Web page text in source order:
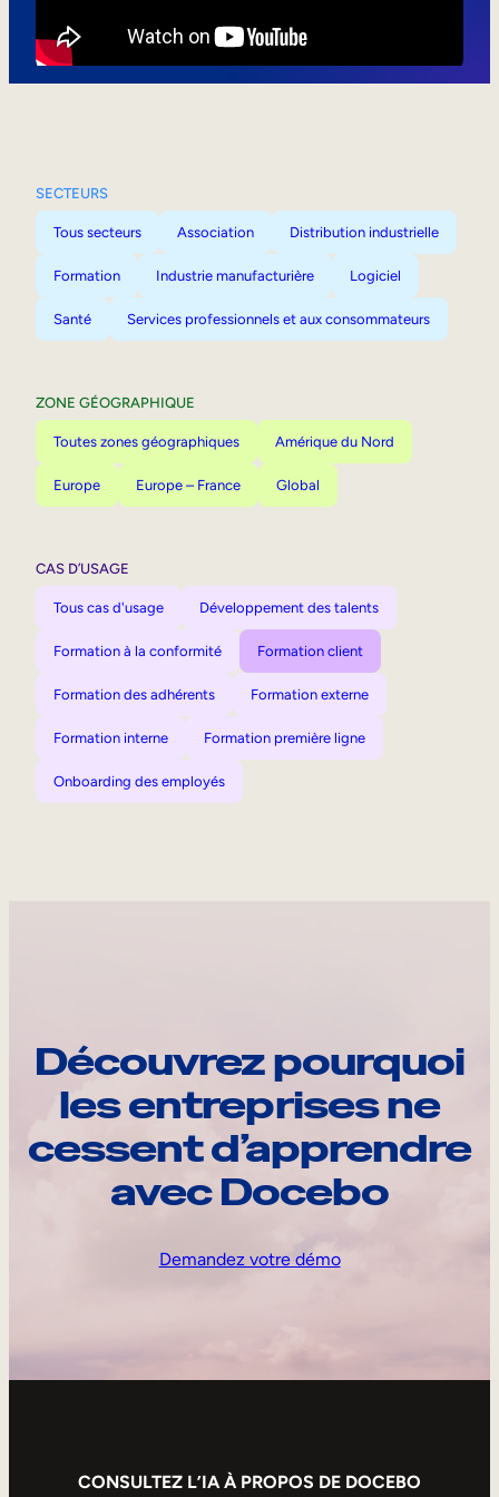
SECTEURS
Tous secteurs Association Distribution industrielle
Formation Industrie manufacturière Logiciel
Santé Services professionnels et aux consommateurs
ZONE GÉOGRAPHIQUE
Toutes zones géographiques Amérique du Nord
Europe Europe – France Global
CAS D’USAGE
Tous cas d'usage Développement des talents
Formation à la conformité Formation client
Formation des adhérents Formation externe
Formation interne Formation première ligne
Onboarding des employés
Découvrez pourquoi
les entreprises ne
cessent d’apprendre
avec Docebo
Demandez votre démo
CONSULTEZ L’IA À PROPOS DE DOCEBO